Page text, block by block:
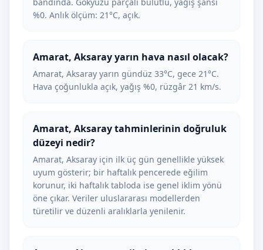
%0. Anlık ölçüm: 21°C, açık.
Amarat, Aksaray yarın hava nasıl olacak?
Amarat, Aksaray yarın gündüz 33°C, gece 21°C.
Hava çoğunlukla açık, yağış %0, rüzgâr 21 km/s.
Amarat, Aksaray tahminlerinin doğruluk
düzeyi nedir?
Amarat, Aksaray için ilk üç gün genellikle yüksek
uyum gösterir; bir haftalık pencerede eğilim
korunur, iki haftalık tabloda ise genel iklim yönü
öne çıkar. Veriler uluslararası modellerden
türetilir ve düzenli aralıklarla yenilenir.